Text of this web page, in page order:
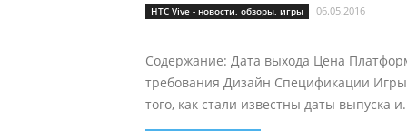
HTC Vive - новости, обзоры, игры 06.05.2016
Содержание: Дата выхода Цена
требования Дизайн Спецификации
того, как стали известны даты выпуска